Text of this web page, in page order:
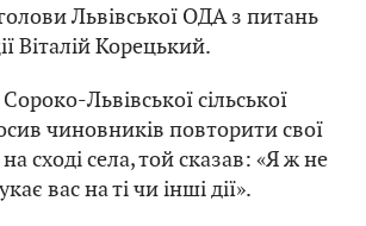
Львівської ОДА з питань
Віталій Корецький.
Львівської сільської
чиновників повторити свої
сході села, той сказав: «Я ж не
вас на ті чи інші дії».